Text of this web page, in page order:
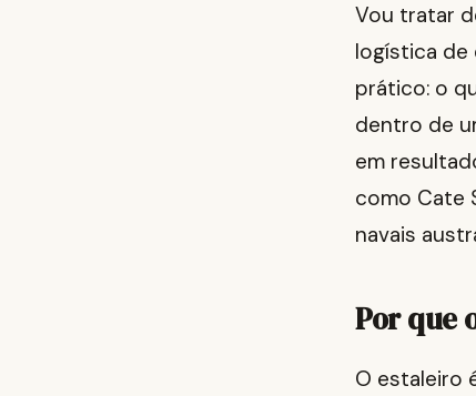
Vou tratar
logística de
prático: o
dentro de
em
como Cate
navais
Por que
O estaleiro